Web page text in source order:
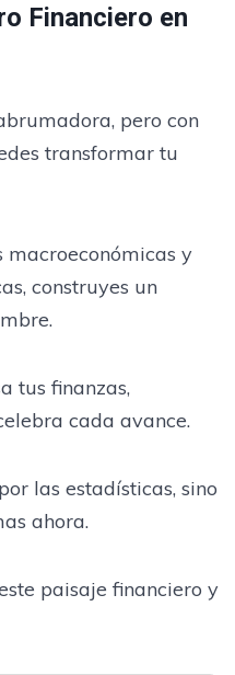
Financiero en
pero con
transformar tu
macroeconómicas y
construyes un
tus finanzas,
cada avance.
las estadísticas, sino
ahora.
paisaje financiero y